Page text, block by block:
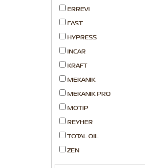
ERREVI
FAST
HYPRESS
INCAR
KRAFT
MEKANIK
MEKANIK PRO
MOTIP
REYHER
TOTAL OIL
ZEN